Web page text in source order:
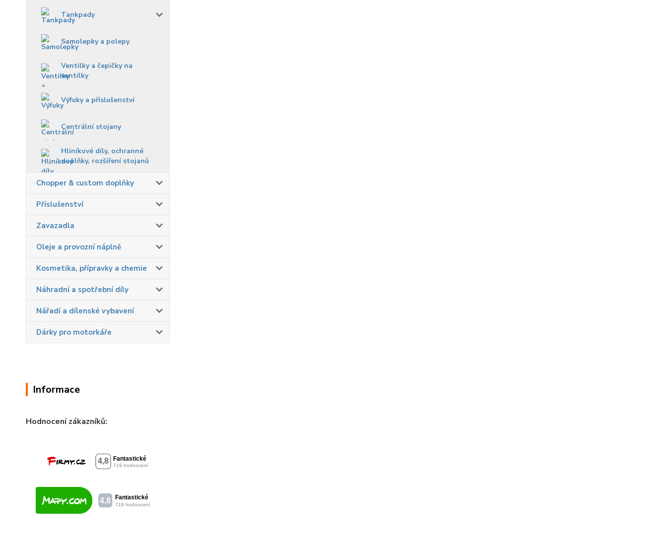
Tankpady
Samolepky a polepy
Ventilky a čepičky na
ventilky
Výfuky a příslušenství
Centrální stojany
Hliníkové díly, ochranné
doplňky, rozšíření stojanů
Chopper & custom doplňky
Příslušenství
Zavazadla
Oleje a provozní náplně
Kosmetika, přípravky a chemie
Náhradní a spotřební díly
Nářadí a dílenské vybavení
Dárky pro motorkáře
Informace
Hodnocení zákazníků: